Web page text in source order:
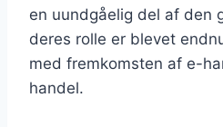
en uundgåelig del af den
deres rolle er blevet
med fremkomsten af e-
handel.